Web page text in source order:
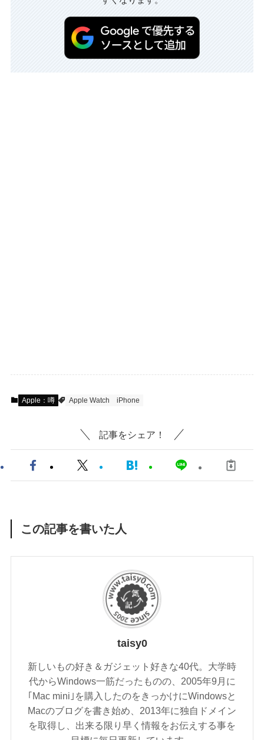
Apple：噂 Apple Watch iPhone
記事をシェア！
この記事を書いた人
taisy0
新しいもの好き＆ガジェット好きな40代。大学時
代からWindows一筋だったものの、2005年9月に
｢Mac mini｣を購入したのをきっかけにWindowsと
Macのブログを書き始め、2013年に独自ドメイン
を取得し、出来る限り早く情報をお伝えする事を